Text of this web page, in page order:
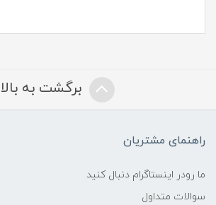
برگشت به بالا
راهنمای مشتریان
ما رودر اینستاگرام دنبال کنید
سوالات متداول